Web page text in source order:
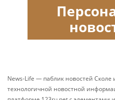
News-Life — паблик новостей Сколе
технологичной новостной